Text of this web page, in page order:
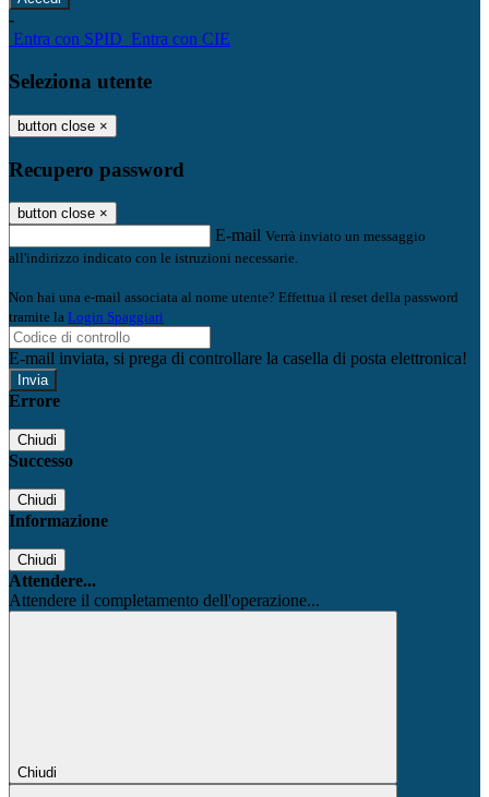
-
Entra con SPID Entra con CIE
Seleziona utente
button close ×
Recupero password
button close ×
E-mail Verrà inviato un messaggio
all'indirizzo indicato con le istruzioni necessarie.
Non hai una e-mail associata al nome utente? Effettua il reset della password
tramite la Login Spaggiari
E-mail inviata, si prega di controllare la casella di posta elettronica!
Errore
Chiudi
Successo
Chiudi
Informazione
Chiudi
Attendere...
Attendere il completamento dell'operazione...
Chiudi